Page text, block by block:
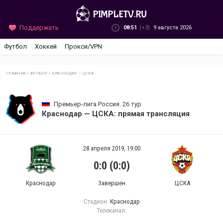
Поддержать 08:51 (+3) 9 августа 2026
Футбол Хоккей Прокси/VPN
ГЛАВНАЯ »ФУТБОЛ » КРАСНОДАР — ЦСКА
Премьер-лига Россия. 26 тур
Краснодар — ЦСКА: прямая трансляция
Краснодар
28 апреля 2019, 19:00
0:0 (0:0)
Завершен ЦСКА
Стадион: Краснодар
Телеканал: